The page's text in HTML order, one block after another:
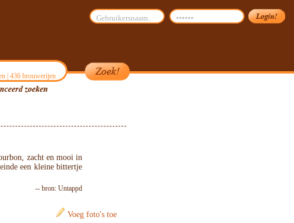
| 436brouwerijen
zacht en mooi in
een kleine bittertje
-- bron: Untappd
Voeg foto's toe